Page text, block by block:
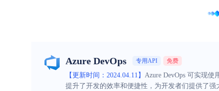
Azure DevOps 专用API 免费
【更新时间：2024.04.11】 Azure DevOps 可实现
提升了开发的效率和便捷性，为开发者们提供了强